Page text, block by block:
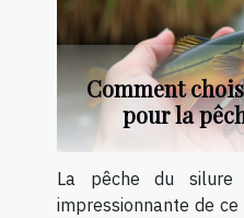
Comment
pour la
La pêche du
impressionnante de